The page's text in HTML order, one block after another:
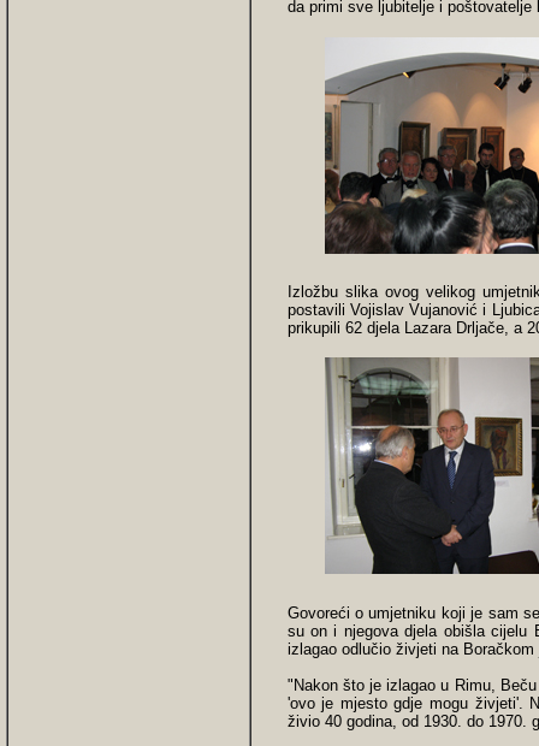
da primi sve ljubitelje i poštovatelje
Izložbu slika ovog velikog
postavili Vojislav Vujanović i
prikupili 62 djela Lazara Drljače, a
Govoreći o umjetniku koji je sam
su on i njegova djela obišla cijelu
izlagao odlučio živjeti na
"Nakon što je izlagao u Rimu,
'ovo je mjesto gdje mogu živjeti'.
živio 40 godina, od 1930. do 1970.